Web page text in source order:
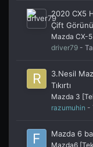
2020 CX5
Çift
Mazda CX-
driver79 -
3.Nesil
Tıkırtı
Mazda 3
razumuhin -
Mazda 6
Mazda6